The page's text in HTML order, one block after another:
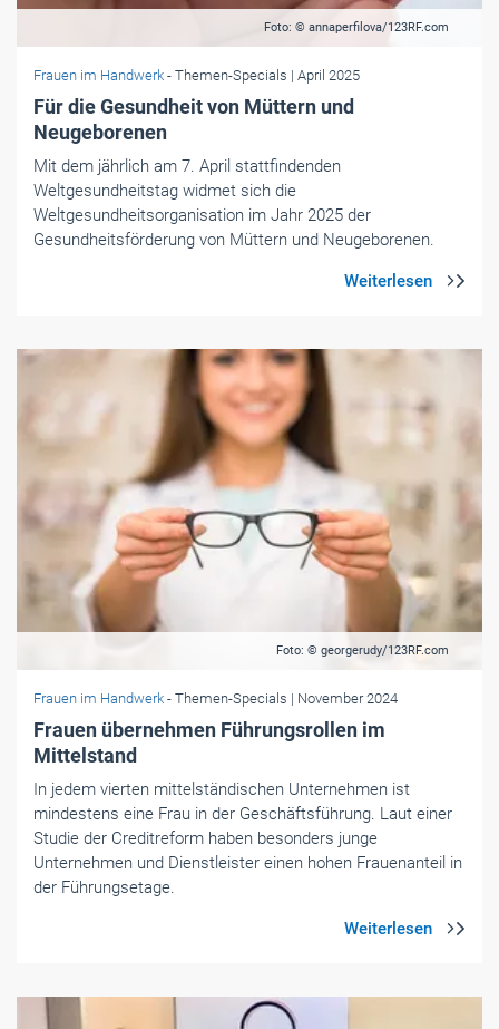
Foto: © annaperfilova/123RF.com
Frauen im Handwerk - Themen-Specials | April 2025
Für die Gesundheit von Müttern und
Neugeborenen
Mit dem jährlich am 7. April stattfindenden
Weltgesundheitstag widmet sich die
Weltgesundheitsorganisation im Jahr 2025 der
Gesundheitsförderung von Müttern und Neugeborenen.
Foto: © georgerudy/123RF.com
Frauen im Handwerk - Themen-Specials | November 2024
Frauen übernehmen Führungsrollen im
Mittelstand
In jedem vierten mittelständischen Unternehmen ist
mindestens eine Frau in der Geschäftsführung. Laut einer
Studie der Creditreform haben besonders junge
Unternehmen und Dienstleister einen hohen Frauenanteil in
der Führungsetage.